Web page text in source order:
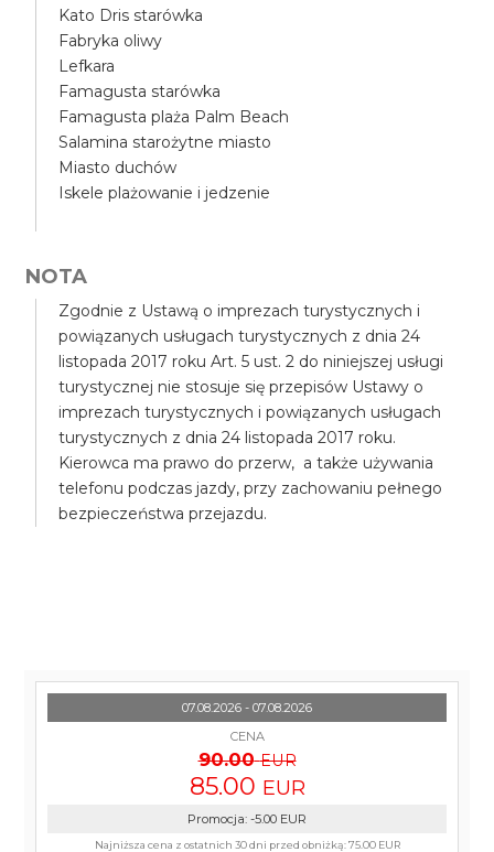
Kato Dris starówka
Fabryka oliwy
Lefkara
Famagusta starówka
Famagusta plaża Palm Beach
Salamina starożytne miasto
Miasto duchów
Iskele plażowanie i jedzenie
NOTA
Zgodnie z Ustawą o imprezach turystycznych i
powiązanych usługach turystycznych z dnia 24
listopada 2017 roku Art. 5 ust. 2 do niniejszej usługi
turystycznej nie stosuje się przepisów Ustawy o
imprezach turystycznych i powiązanych usługach
turystycznych z dnia 24 listopada 2017 roku.
Kierowca ma prawo do przerw, a także używania
telefonu podczas jazdy, przy zachowaniu pełnego
bezpieczeństwa przejazdu.
07.08.2026 - 07.08.2026
CENA
90.00 EUR
85.00 EUR
Promocja: -5.00 EUR
Najniższa cena z ostatnich 30 dni przed obniżką:75.00 EUR